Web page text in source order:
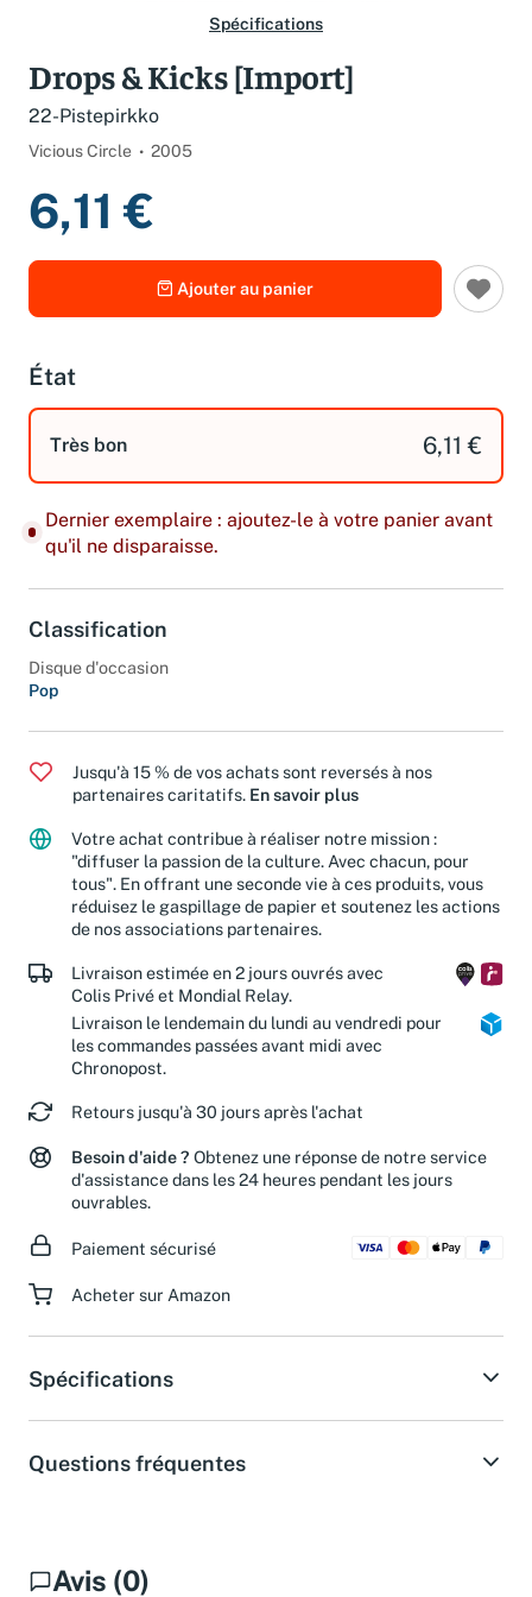
Drops & Kicks [Import]
22-Pistepirkko
6,11 €
Ajouter au panier
État
6,11 €
Dernier exemplaire : ajoutez-le à votre panier avant
qu'il ne disparaisse.
Classification
Disque d'occasion
Jusqu'à 15 % de vos achats sont reversés à nos
partenaires caritatifs.
En savoir plus
Votre achat contribue à réaliser notre mission :
"diffuser la passion de la culture. Avec chacun, pour
tous". En offrant une seconde vie à ces produits, vous
réduisez le gaspillage de papier et soutenez les actions
de nos associations partenaires.
Livraison estimée en 2 jours ouvrés avec
Colis Privé et Mondial Relay.
Livraison le lendemain du lundi au vendredi pour
les commandes passées avant midi avec
Chronopost.
Retours jusqu'à 30 jours après l'achat
Besoin d'aide ?Obtenez une réponse de notre service
d'assistance dans les 24 heures pendant les jours
Spécifications
Questions fréquentes